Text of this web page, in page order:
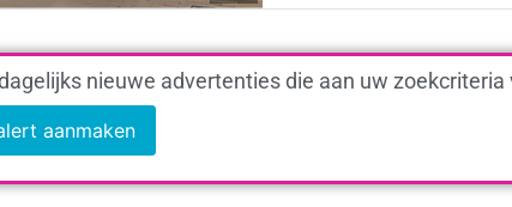
nieuwe advertenties die aan uw zoekcriteria
aanmaken